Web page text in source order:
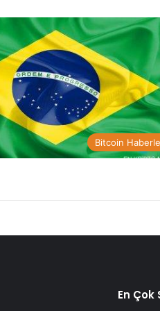
Bitcoin
En